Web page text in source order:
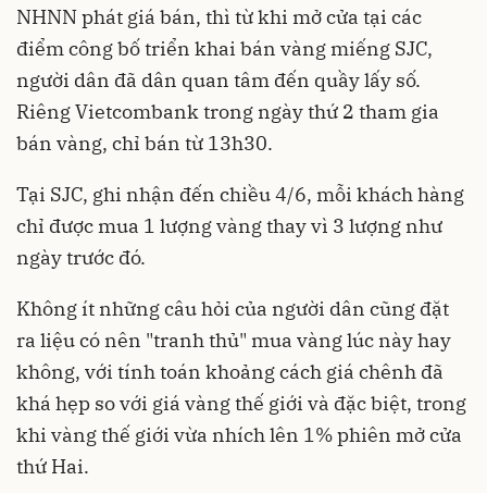
NHNN phát giá bán, thì từ khi mở cửa tại các
điểm công bố triển khai bán vàng miếng SJC,
người dân đã dân quan tâm đến quầy lấy số.
Riêng Vietcombank trong ngày thứ 2 tham gia
bán vàng, chỉ bán từ 13h30.
Tại SJC, ghi nhận đến chiều 4/6, mỗi khách hàng
chỉ được mua 1 lượng vàng thay vì 3 lượng như
ngày trước đó.
Không ít những câu hỏi của người dân cũng đặt
ra liệu có nên "tranh thủ" mua vàng lúc này hay
không, với tính toán khoảng cách giá chênh đã
khá hẹp so với giá vàng thế giới và đặc biệt, trong
khi vàng thế giới vừa nhích lên 1% phiên mở cửa
thứ Hai.